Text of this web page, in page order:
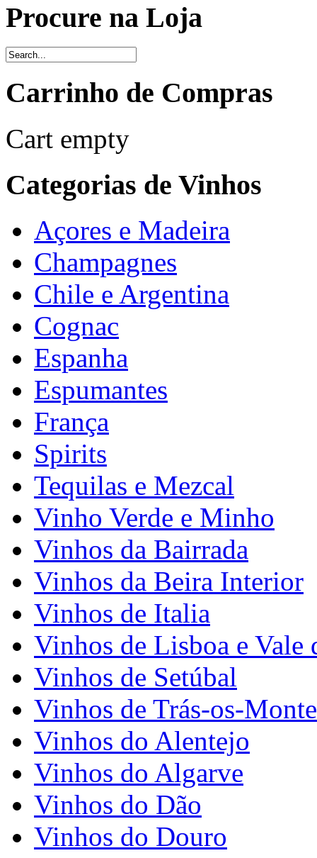
Procure na Loja
Carrinho de Compras
Cart empty
Categorias de Vinhos
Açores e Madeira
Champagnes
Chile e Argentina
Cognac
Espanha
Espumantes
França
Spirits
Tequilas e Mezcal
Vinho Verde e Minho
Vinhos da Bairrada
Vinhos da Beira Interior
Vinhos de Italia
Vinhos de Lisboa e Vale
Vinhos de Setúbal
Vinhos de Trás-os-
Vinhos do Alentejo
Vinhos do Algarve
Vinhos do Dão
Vinhos do Douro